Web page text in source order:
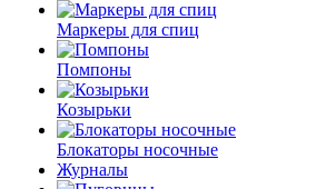
Маркеры для спиц
Помпоны
Козырьки
Блокаторы носочные
Журналы